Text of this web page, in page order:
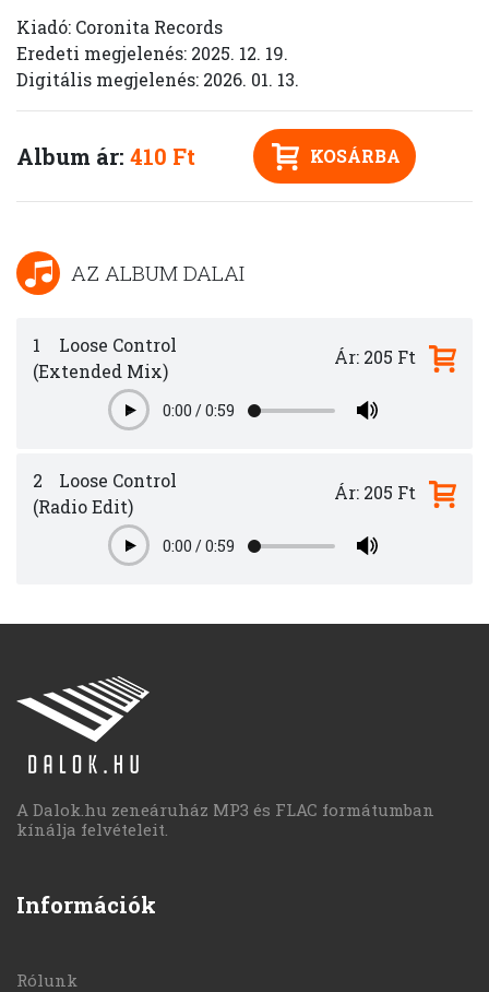
Kiadó: Coronita Records
Eredeti megjelenés: 2025. 12. 19.
Digitális megjelenés: 2026. 01. 13.
Album ár: 410 Ft KOSÁRBA
AZ ALBUM DALAI
1
Loose Control
(Extended Mix)
Play0:00 /0:59
Ár: 205 Ft
2
Loose Control
(Radio Edit)
Play0:00 /0:59
Ár: 205 Ft
A Dalok.hu zeneáruház MP3 és FLAC formátumban
kínálja felvételeit.
Információk
Rólunk